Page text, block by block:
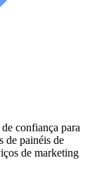
confiança para
de painéis de
de marketing